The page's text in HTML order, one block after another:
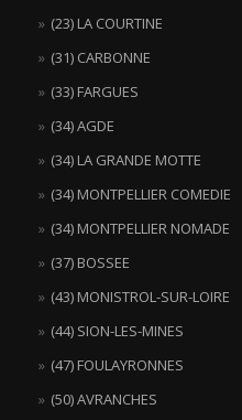
(23) LA COURTINE
(31) CARBONNE
(33) FARGUES
(34) AGDE
(34) LA GRANDE MOTTE
(34) MONTPELLIER COMEDIE
(34) MONTPELLIER NOMADE
(37) BOSSEE
(43) MONISTROL-SUR-LOIRE
(44) SION-LES-MINES
(47) FOULAYRONNES
(50) AVRANCHES